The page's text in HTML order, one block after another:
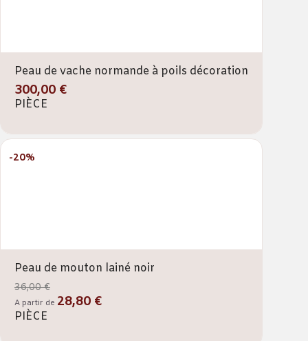
Peau de vache normande à poils décoration
300,00 €
PIÈCE
Peau de mouton lainé noir
36,00 €
-20%
A partir de 28,80 €
PIÈCE